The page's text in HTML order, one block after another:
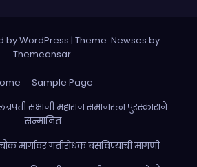
by WordPress | Theme: Newses by
Themeansar.
Sample Page
संभाजी महाराज समाजरत्न पुरस्काराने
सन्मानित
मार्गावर गतीरोधक बसविण्याची मागणी